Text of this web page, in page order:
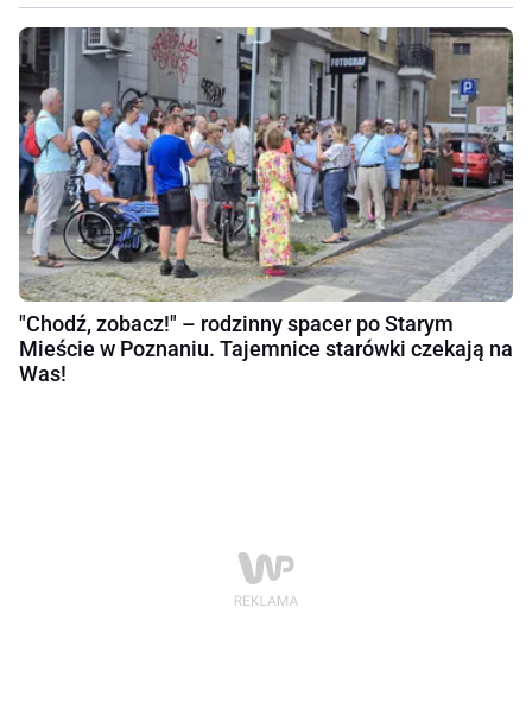
"Chodź, zobacz!" – rodzinny spacer po Starym
Mieście w Poznaniu. Tajemnice starówki czekają na
Was!